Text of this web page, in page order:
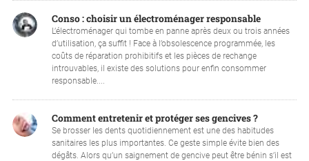
Conso : choisir un électroménager responsable
L’électroménager qui tombe en panne après deux ou trois années
d’utilisation, ça suffit ! Face à l’obsolescence programmée, les
coûts de réparation prohibitifs et les pièces de rechange
introuvables, il existe des solutions pour enfin consommer
responsable....
Comment entretenir et protéger ses gencives ?
Se brosser les dents quotidiennement est une des habitudes
sanitaires les plus importantes. Ce geste simple évite bien des
dégâts. Alors qu’un saignement de gencive peut être bénin s’il est